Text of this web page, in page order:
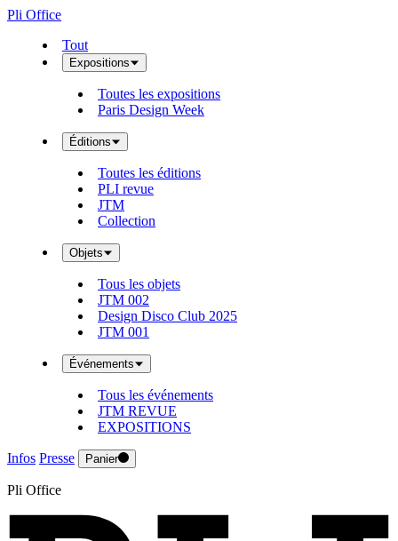
Pli Office
Tout
Expositions
Toutes les expositions
Paris Design Week
Éditions
Toutes les éditions
PLI revue
JTM
Collection
Objets
Tous les objets
JTM 002
Design Disco Club 2025
JTM 001
Événements
Tous les événements
JTM REVUE
EXPOSITIONS
Infos Presse Panier
Pli Office